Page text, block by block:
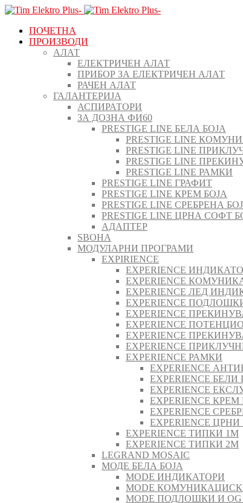
ПОЧЕТНА
ПРОИЗВОДИ
АЛАТ
ЕЛЕКТРИЧЕН АЛАТ
ПРИБОР ЗА ЕЛЕКТРИЧЕН АЛАТ
РАЧЕН АЛАТ
ГАЛАНТЕРИЈА
АСПИРАТОРИ
ЗА ДОЗНА ФИ60
PRESTIGE LINE БЕЛА БОЈА
PRESTIGE LINE
PRESTIGE LINE
PRESTIGE LINE
PRESTIGE LINE РАМКИ
PRESTIGE LINE ГРАФИТ
PRESTIGE LINE КРЕМ БОЈА
PRESTIGE LINE СРЕБРЕНА
PRESTIGE LINE ЦРНА СОФТ
АДАПТЕР
ЅВОНА
МОДУЛАРНИ ПРОГРАМИ
EXPIRIENCE
EXPERIENCE
EXPERIENCE
EXPERIENCE ЛЕД
EXPERIENCE
EXPERIENCE
EXPERIENCE
EXPERIENCE
EXPERIENCE
EXPERIENCE РАМКИ
EXPERIENCE
EXPERIENCE
EXPERIENCE
EXPERIENCE
EXPERIENCE
EXPERIENCE
EXPERIENCE ТИПКИ 1M
EXPERIENCE ТИПКИ 2М
LEGRAND MOSAIC
МОДЕ БЕЛА БОЈА
MODE ИНДИКАТОРИ
MODE
MODE ПОДЛОШКИ И